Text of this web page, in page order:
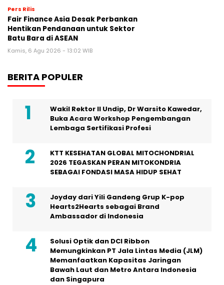
Pers Rilis
Fair Finance Asia Desak Perbankan
Hentikan Pendanaan untuk Sektor
Batu Bara di ASEAN
Kamis, 6 Agu 2026 - 13:02 WIB
BERITA POPULER
Wakil Rektor II Undip, Dr Warsito Kawedar,
Buka Acara Workshop Pengembangan
Lembaga Sertifikasi Profesi
KTT KESEHATAN GLOBAL MITOCHONDRIAL
2026 TEGASKAN PERAN MITOKONDRIA
SEBAGAI FONDASI MASA HIDUP SEHAT
Joyday dari Yili Gandeng Grup K-pop
Hearts2Hearts sebagai Brand
Ambassador di Indonesia
Solusi Optik dan DCI Ribbon
Memungkinkan PT Jala Lintas Media (JLM)
Memanfaatkan Kapasitas Jaringan
Bawah Laut dan Metro Antara Indonesia
dan Singapura